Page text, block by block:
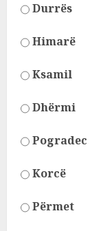
Durrës
Himarë
Ksamil
Dhërmi
Pogradec
Korcë
Përmet